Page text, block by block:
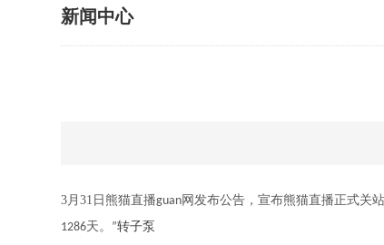
新闻中心
3月31日熊猫直播guan网发布公告，宣布熊猫直播正式关
1286天。”转子泵